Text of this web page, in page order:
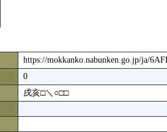
https://mokkanko.nabunken.go.jp/ja/
0
戌亥□＼○□□